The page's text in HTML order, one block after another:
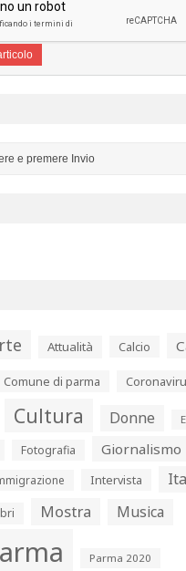
Attualità Calcio
Comune di parma
Cultura Donne
Fotografia Giornalismo
Intervista
Mostra Musica
Parma 2020